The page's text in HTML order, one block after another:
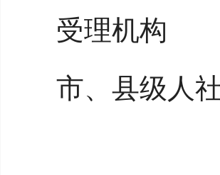
受理机构
市、县级人